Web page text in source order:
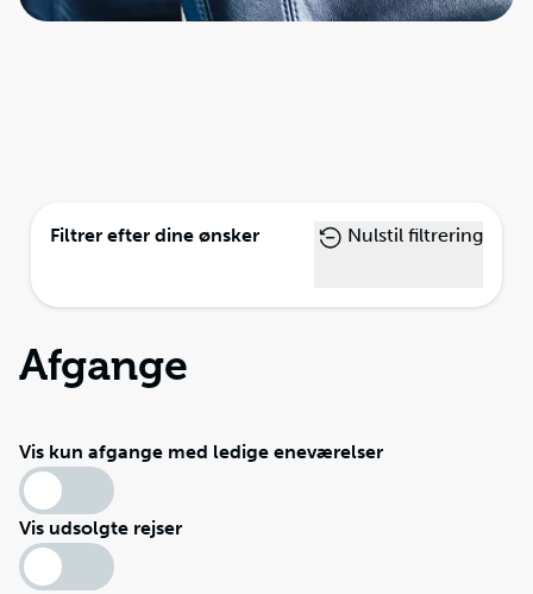
Filtrer efter dine ønsker Nulstil filtrering
Afgange
Vis kun afgange med ledige eneværelser
Vis udsolgte rejser